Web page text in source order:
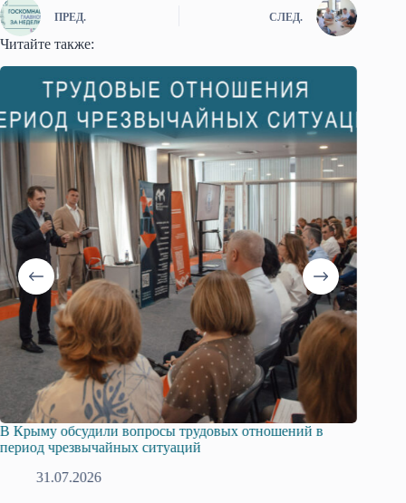
ПРЕД. СЛЕД.
Читайте также:
В Крыму обсудили вопросы трудовых отношений в
период чрезвычайных ситуаций
31.07.2026